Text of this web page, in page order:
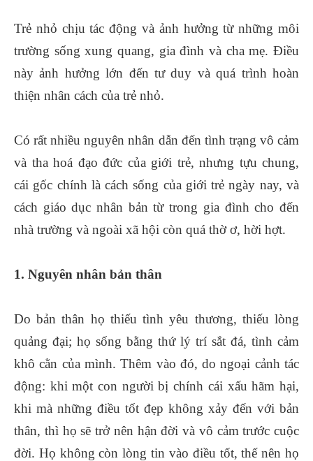
Trẻ nhỏ chịu tác động và ảnh hưởng từ những môi
trường sống xung quang, gia đình và cha mẹ. Điều
này ảnh hưởng lớn đến tư duy và quá trình hoàn
thiện nhân cách của trẻ nhỏ.
Có rất nhiều nguyên nhân dẫn đến tình trạng vô cảm
và tha hoá đạo đức của giới trẻ, nhưng tựu chung,
cái gốc chính là cách sống của giới trẻ ngày nay, và
cách giáo dục nhân bản từ trong gia đình cho đến
nhà trường và ngoài xã hội còn quá thờ ơ, hời hợt.
1. Nguyên nhân bản thân
Do bản thân họ thiếu tình yêu thương, thiếu lòng
quảng đại; họ sống bằng thứ lý trí sắt đá, tình cảm
khô cằn của mình. Thêm vào đó, do ngoại cảnh tác
động: khi một con người bị chính cái xấu hãm hại,
khi mà những điều tốt đẹp không xảy đến với bản
thân, thì họ sẽ trở nên hận đời và vô cảm trước cuộc
đời. Họ không còn lòng tin vào điều tốt, thế nên họ